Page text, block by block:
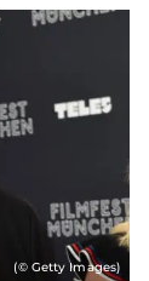
(© Getty Images)